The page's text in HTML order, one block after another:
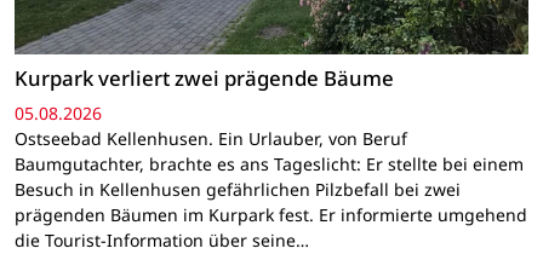
Kurpark verliert zwei prägende Bäume
05.08.2026
Ostseebad Kellenhusen. Ein Urlauber, von Beruf
Baumgutachter, brachte es ans Tageslicht: Er stellte bei einem
Besuch in Kellenhusen gefährlichen Pilzbefall bei zwei
prägenden Bäumen im Kurpark fest. Er informierte umgehend
die Tourist-Information über seine…